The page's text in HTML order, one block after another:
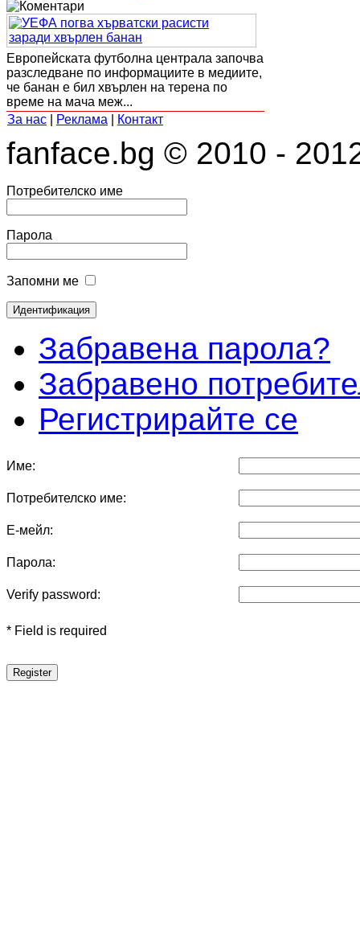
Европейската футболна централа започва
разследване по информациите в медиите,
че банан е бил хвърлен на терена по
време на мача меж...
За нас
Реклама Контакт
fanface.bg © 2010 -
Потребителско име
Парола
Запомни ме
Забравена парола?
Забравено
Регистрирайте се
Име:
Потребителско име:
Е-мейл:
Парола:
Verify password:
* Field is required
Register